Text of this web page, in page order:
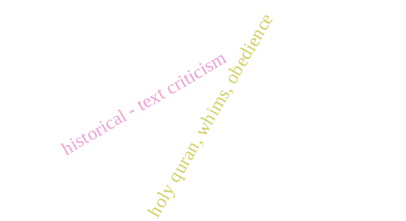
holy quran, whims, obedience
historical - text criticism